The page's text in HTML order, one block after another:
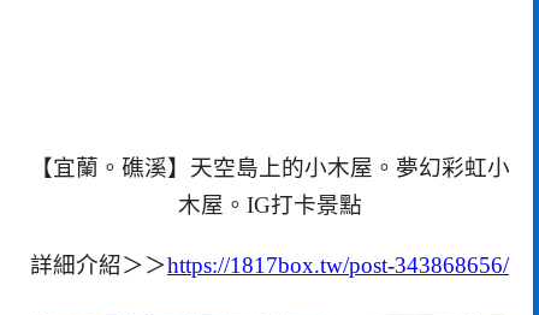
【宜蘭。礁溪】天空島上的小木屋。夢幻彩虹小
木屋。IG打卡景點
詳細介紹＞＞https://1817box.tw/post-343868656/